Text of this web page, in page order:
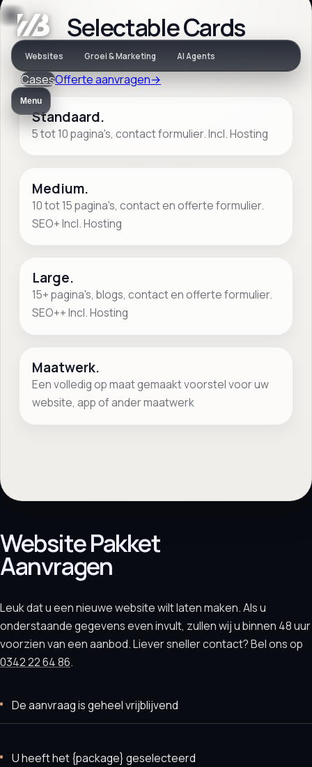
Websites Groei & Marketing AI Agents
CasesOfferte aanvragen→
Menu
Webbeukers diensten
Website
aanvragen en snel
weten wat slim is
Ontvang binnen 48 uur een concreet
voorstel voor een website,
ISO 27001 & ISO 9001 Gecertificeerd
Vrijblijvend. Reactie binnen 1 werkdag.
Selectable Cards
Standaard.
5 tot 10 pagina's, contact formulier. Incl. Hosting
Medium.
10 tot 15 pagina's, contact en offerte formulier.
SEO+ Incl. Hosting
Large.
15+ pagina's, blogs, contact en offerte formulier.
SEO++ Incl. Hosting
Maatwerk.
Een volledig op maat gemaakt voorstel voor uw
website, app of ander maatwerk
Website Pakket
Aanvragen
Leuk dat u een nieuwe website wilt laten maken. Als u
onderstaande gegevens even invult, zullen wij u binnen 48 uur
voorzien van een aanbod. Liever sneller contact? Bel ons op
0342 22 64 86.
De aanvraag is geheel vrijblijvend
U heeft het {package} geselecteerd